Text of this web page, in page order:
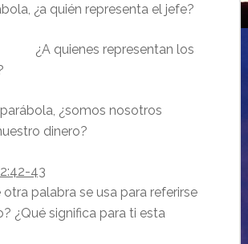
¿a quién representa el jefe?
representan los
¿somos nosotros
dinero?
43
otra palabra se usa para referirse
¿Qué significa para ti esta